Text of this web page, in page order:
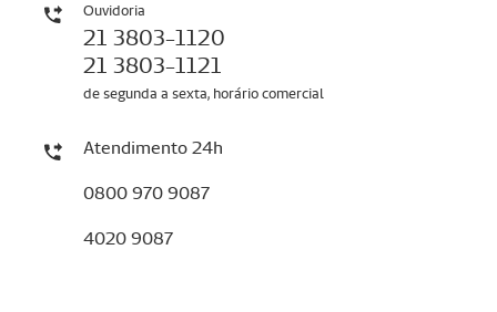
Ouvidoria
21 3803-1120
21 3803-1121
de segunda a sexta, horário comercial
Atendimento 24h
0800 970 9087
4020 9087